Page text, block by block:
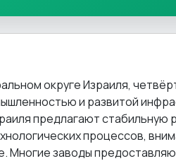
округе Израиля,
и развитой
предлагают стабильную
процессов,
Многие заводы